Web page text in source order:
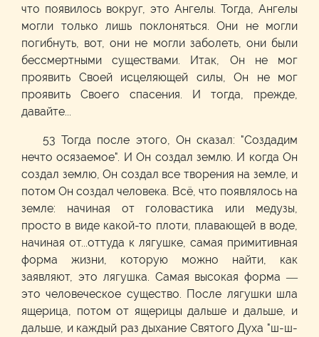
что появилось вокруг, это Ангелы. Тогда, Ангелы
могли только лишь поклоняться. Они не могли
погибнуть, вот, они не могли заболеть, они были
бессмертными существами. Итак, Он не мог
проявить Своей исцеляющей силы, Он не мог
проявить Своего спасения. И тогда, прежде,
давайте...
53 Тогда после этого, Он сказал: "Создадим
нечто осязаемое". И Он создал землю. И когда Он
создал землю, Он создал все творения на земле, и
потом Он создал человека. Всё, что появлялось на
земле: начиная от головастика или медузы,
просто в виде какой-то плоти, плавающей в воде,
начиная от...оттуда к лягушке, самая примитивная
форма жизни, которую можно найти, как
заявляют, это лягушка. Самая высокая форма —
это человеческое существо. После лягушки шла
ящерица, потом от ящерицы дальше и дальше, и
дальше, и каждый раз дыхание Святого Духа "ш-ш-